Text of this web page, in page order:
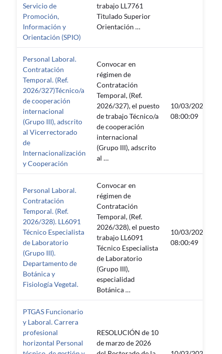
Servicio de
Promoción,
Información y
Orientación (SPIO)
trabajo LL7761
Titulado Superior
Orientación …
Personal Laboral.
Contratación
Temporal. (Ref.
2026/327)Técnico/a
de cooperación
internacional
(Grupo III), adscrito
al Vicerrectorado
de
Internacionalización
y Cooperación
Convocar en
régimen de
Contratación
Temporal, (Ref.
2026/327), el puesto
de trabajo Técnico/a
de cooperación
internacional
(Grupo III), adscrito
al …
10/03/2026
08:00:09
Personal Laboral.
Contratación
Temporal. (Ref.
2026/328). LL6091
Técnico Especialista
de Laboratorio
(Grupo III).
Departamento de
Botánica y
Fisiología Vegetal.
Convocar en
régimen de
Contratación
Temporal, (Ref.
2026/328), el puesto
trabajo LL6091
Técnico Especialista
de Laboratorio
(Grupo III),
especialidad
Botánica …
10/03/2026
08:00:49
PTGAS Funcionario
y Laboral. Carrera
profesional
horizontal Personal
RESOLUCIÓN de 10
de marzo de 2026